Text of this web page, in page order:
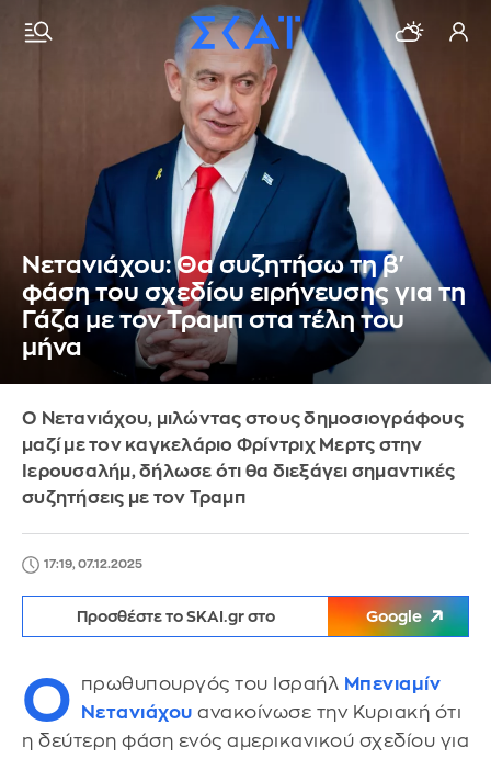
Νετανιάχου: Θα συζητήσω τη β'
φάση του σχεδίου ειρήνευσης για τη
Γάζα με τον Τραμπ στα τέλη του
μήνα
Ο Νετανιάχου, μιλώντας στους δημοσιογράφους
μαζί με τον καγκελάριο Φρίντριχ Μερτς στην
Ιερουσαλήμ, δήλωσε ότι θα διεξάγει σημαντικές
συζητήσεις με τον Τραμπ
17:19, 07.12.2025
Προσθέστε το SKAI.gr στο Google
Ο πρωθυπουργός του Ισραήλ Μπενιαμίν
Νετανιάχου ανακοίνωσε την Κυριακή ότι
η δεύτερη φάση ενός αμερικανικού σχεδίου για